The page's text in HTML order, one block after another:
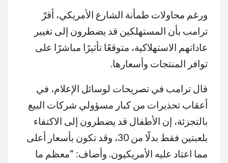
ورغم محاولات طمأنة الشارع الأمريكي، أقرّ
ترامب بأن المستهلكين قد يضطرون إلى تغيير
عاداتهم الاستهلاكية، متوقعًا تأثيرًا مباشرًا على
توافر المنتجات وأسعارها.
قال ترامب في تصريحات لوسائل الإعلام، في
أعقاب تحذيرات من كبار مسؤولي شركات البيع
بالتجزئة، إن الأطفال قد يضطرون إلى الاكتفاء
بلعبتين فقط بدلًا من 30، وقد تكون بأسعار أعلى
مما اعتاد عليه الأمريكيون. وأضاف: “معظم ما